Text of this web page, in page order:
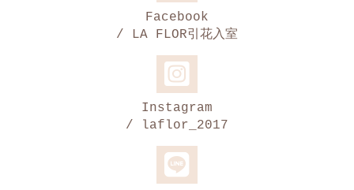
Facebook
/ LA FLOR引花入室
Instagram
/ laflor_2017